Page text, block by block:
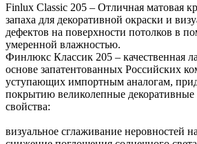
Finlux Classic 205 – Отличная матовая
запаха для декоративной окраски и
дефектов на поверхности потолков в
умеренной влажностью.
Финлюкс Классик 205 – качественная
основе запатентованных Российских
уступающих импортным аналогам,
покрытию великолепные
свойства:
визуальное сглаживание неровностей